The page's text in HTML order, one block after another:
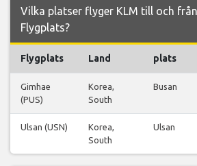
Vilka platser flyger KLM till och
Flygplats?
Flygplats Land plats
Gimhae
(PUS)
Korea,
South
Busan
Ulsan (USN)
Korea,
South
Ulsan